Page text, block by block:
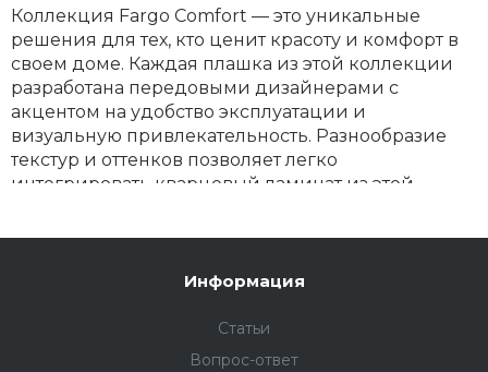
Коллекция Fargo Comfort — это уникальные
решения для тех, кто ценит красоту и комфорт в
своем доме. Каждая плашка из этой коллекции
разработана передовыми дизайнерами с
акцентом на удобство эксплуатации и
визуальную привлекательность. Разнообразие
текстур и оттенков позволяет легко
интегрировать кварцевый ламинат из этой
— это не просто пол: это важный
атмосферу уюта, тепла и безопасности, делая
ваше пространство по-настоящему уникальным.
Информация
Статьи
Вопрос-ответ